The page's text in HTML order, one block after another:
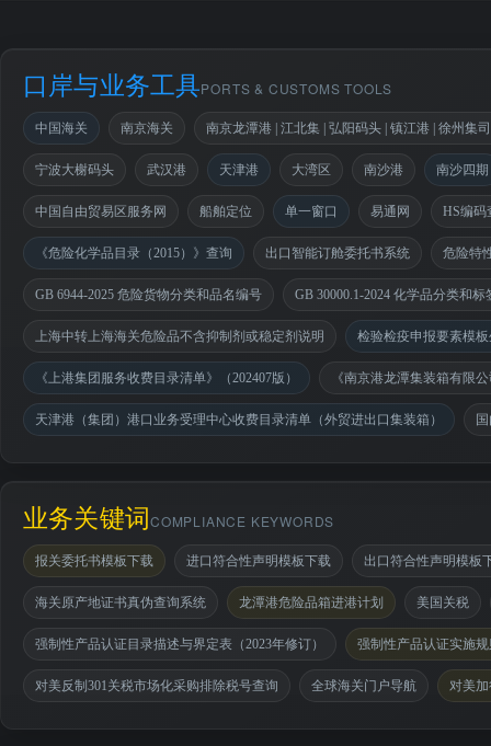
口岸与业务工具PORTS & CUSTOMS TOOLS
中国海关 南京海关 南京龙潭港 | 江北集 | 弘阳码头 | 镇江港 | 徐州集
宁波大榭码头 武汉港 天津港 大湾区 南沙港 南沙四期
中国自由贸易区服务网 船舶定位 单一窗口 易通网 HS编码
《危险化学品目录（2015）》查询 出口智能订舱委托书系统 危险特
GB 6944-2025 危险货物分类和品名编号 GB 30000.1-2024 化学品分类和
上海中转上海海关危险品不含抑制剂或稳定剂说明 检验检疫申报要素模
《上港集团服务收费目录清单》（202407版） 《南京港龙潭集装箱有限
天津港（集团）港口业务受理中心收费目录清单（外贸进出口集装箱）
业务关键词COMPLIANCE KEYWORDS
报关委托书模板下载 进口符合性声明模板下载 出口符合性声明模板
海关原产地证书真伪查询系统 龙潭港危险品箱进港计划 美国关税
强制性产品认证目录描述与界定表（2023年修订） 强制性产品认证实施
对美反制301关税市场化采购排除税号查询 全球海关门户导航 对美